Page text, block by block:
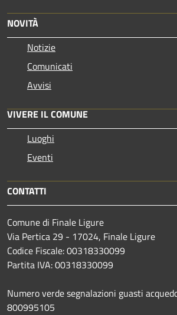
NOVITÀ
Notizie
Comunicati
Avvisi
VIVERE IL COMUNE
Luoghi
Eventi
CONTATTI
Comune di Finale Ligure
Via Pertica 29 - 17024, Finale Ligure
Codice Fiscale: 00318330099
Partita IVA: 00318330099
Numero verde segnalazioni guasti
800995105